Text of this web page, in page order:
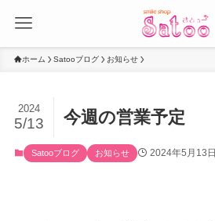
ホーム Satooブログ お知らせ
今週の営業予定
2024
5/13
Satooブログ お知らせ 2024年5月13日